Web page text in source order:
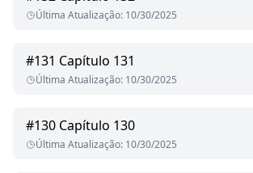
Última Atualização: 10/30/2025
#131 Capítulo 131
Última Atualização: 10/30/2025
#130 Capítulo 130
Última Atualização: 10/30/2025